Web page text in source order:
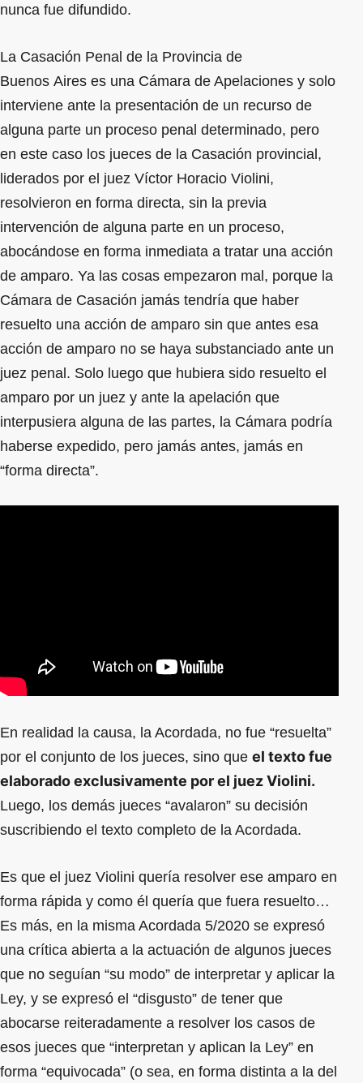
nunca fue difundido.
La Casación Penal de la Provincia de
Buenos Aires es una Cámara de Apelaciones y solo
interviene ante la presentación de un recurso de
alguna parte un proceso penal determinado, pero
en este caso los jueces de la Casación provincial,
liderados por el juez Víctor Horacio Violini,
resolvieron en forma directa, sin la previa
intervención de alguna parte en un proceso,
abocándose en forma inmediata a tratar una acción
de amparo. Ya las cosas empezaron mal, porque la
Cámara de Casación jamás tendría que haber
resuelto una acción de amparo sin que antes esa
acción de amparo no se haya substanciado ante un
juez penal. Solo luego que hubiera sido resuelto el
amparo por un juez y ante la apelación que
interpusiera alguna de las partes, la Cámara podría
haberse expedido, pero jamás antes, jamás en
“forma directa”.
En realidad la causa, la Acordada, no fue “resuelta”
por el conjunto de los jueces, sino que el texto fue
elaborado exclusivamente por el juez Violini.
Luego, los demás jueces “avalaron” su decisión
suscribiendo el texto completo de la Acordada.
Es que el juez Violini quería resolver ese amparo en
forma rápida y como él quería que fuera resuelto…
Es más, en la misma Acordada 5/2020 se expresó
una crítica abierta a la actuación de algunos jueces
que no seguían “su modo” de interpretar y aplicar la
Ley, y se expresó el “disgusto” de tener que
abocarse reiteradamente a resolver los casos de
esos jueces que “interpretan y aplican la Ley” en
forma “equivocada” (o sea, en forma distinta a la del